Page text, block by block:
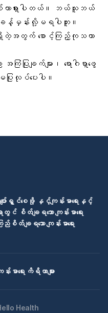
ြစ်တာရှားပါတယ်။ ဘယ်သူဘယ်
ခန့်မှန်းလို့မရပါဘူး။
အတွက် ‌‌စောင့်ကြည့်ကုသတာ
ြံပြုချက်များ၊ ရောဂါရှာဖွေ
ြုလုပ်ပေးပါ။
ာ်ရွှင်စေဖို့ နှင့်ကျန်းမာရေးနှင့်
စိတ်ချရသော ကျန်းမာရေး
တ်ချရသော ကျန်းမာရေး
န်းမာရေး ကိရိယာများ
Health